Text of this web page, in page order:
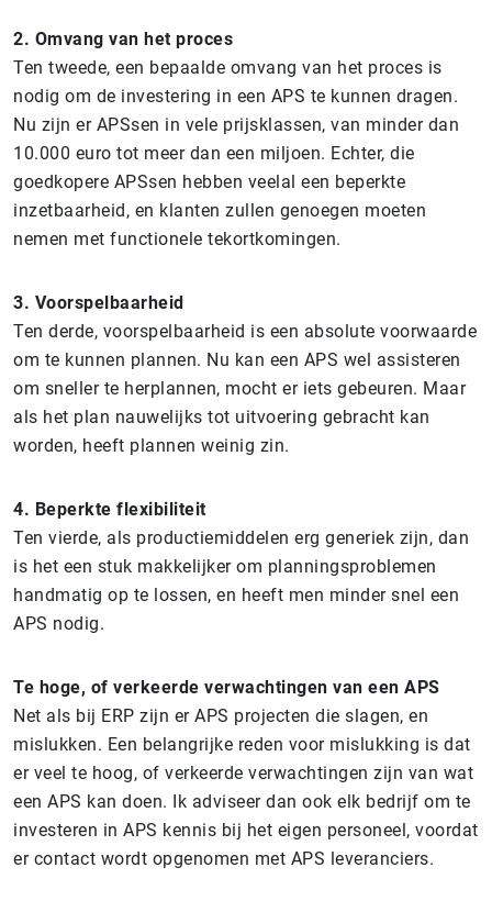
2. Omvang van het proces
Ten tweede, een bepaalde omvang van het proces is
nodig om de investering in een APS te kunnen dragen.
Nu zijn er APSsen in vele prijsklassen, van minder dan
10.000 euro tot meer dan een miljoen. Echter, die
goedkopere APSsen hebben veelal een beperkte
inzetbaarheid, en klanten zullen genoegen moeten
nemen met functionele tekortkomingen.
3. Voorspelbaarheid
Ten derde, voorspelbaarheid is een absolute voorwaarde
om te kunnen plannen. Nu kan een APS wel assisteren
om sneller te herplannen, mocht er iets gebeuren. Maar
als het plan nauwelijks tot uitvoering gebracht kan
worden, heeft plannen weinig zin.
4. Beperkte flexibiliteit
Ten vierde, als productiemiddelen erg generiek zijn, dan
is het een stuk makkelijker om planningsproblemen
handmatig op te lossen, en heeft men minder snel een
APS nodig.
Te hoge, of verkeerde verwachtingen van een APS
Net als bij ERP zijn er APS projecten die slagen, en
mislukken. Een belangrijke reden voor mislukking is dat
er veel te hoog, of verkeerde verwachtingen zijn van wat
een APS kan doen. Ik adviseer dan ook elk bedrijf om te
investeren in APS kennis bij het eigen personeel, voordat
er contact wordt opgenomen met APS leveranciers.